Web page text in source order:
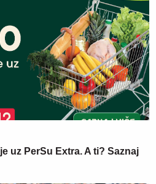
uz PerSu Extra. A ti? Saznaj